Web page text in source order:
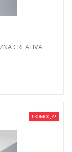
CREATIVA
PROMOCJA!